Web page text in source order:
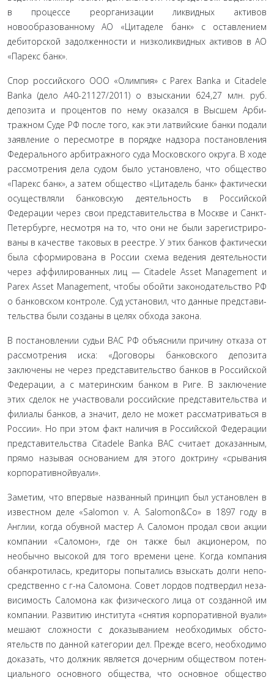
в процессе реорганизации ликвидных активов
новообразованному АО «Цитаделе банк» с оставлением
дебиторской задолженности и низколиквидных активов в АО
«Парекс банк».
Спор российского ООО «Олимпия» с Parex Banka и Citadele
Banka (дело А40-21127/2011) о взыскании 624,27 млн. руб.
депозита и процентов по нему оказался в Высшем Арби­
тражном Суде РФ после того, как эти латвийские банки по­дали
заявление о пересмотре в порядке надзора постановле­ния
Федерального арбитражного суда Московского округа. В ходе
рассмотрения дела судом было установлено, что обще­ство
«Парекс банк», а затем общество «Цитадель банк» фак­тически
осуществляли банковскую деятельность в Российской
Федерации через свои представительства в Москве и Санкт-
Петербурге, несмотря на то, что они не были зарегистриро­
ваны в качестве таковых в реестре. У этих банков фактически
была сформирована в России схема ведения деятельности
через аффилированных лиц — Citadele Asset Management и
Parex Asset Management, чтобы обойти законодательство РФ
о банковском контроле. Суд установил, что данные представи­
тельства были созданы в целях обхода закона.
В постановлении судьи ВАС РФ объяснили причину от­каза от
рассмотрения иска: «Договоры банковского депозита
заключены не через представительство банков в Российской
Федерации, а с материнским банком в Риге. В заключение
этих сделок не участвовали российские представительства и
филиалы банков, а значит, дело не может рассматриваться в
России». Но при этом факт наличия в Российской Федерации
представительства Citadele Banka ВАС считает доказанным,
прямо называя основанием для этого доктрину «срывания
корпоративнойвуали».
Заметим, что впервые названный принцип был установ­лен в
известном деле «Salomon v. A. Salomon&Co» в 1897 году в
Англии, когда обувной мастер А. Саломон продал свои ак­ции
компании «Саломон», где он также был акционером, по
необычно высокой для того времени цене. Когда компания
обанкротилась, кредиторы попытались взыскать долги непо­
средственно с г-на Саломона. Совет лордов подтвердил неза­
висимость Саломона как физического лица от созданной им
компании. Развитию института «снятия корпоративной вуа­ли»
мешают сложности с доказыванием необходимых обсто­
ятельств по данной категории дел. Прежде всего, необходимо
доказать, что должник является дочерним обществом потен­
циального основного общества, что основное общество